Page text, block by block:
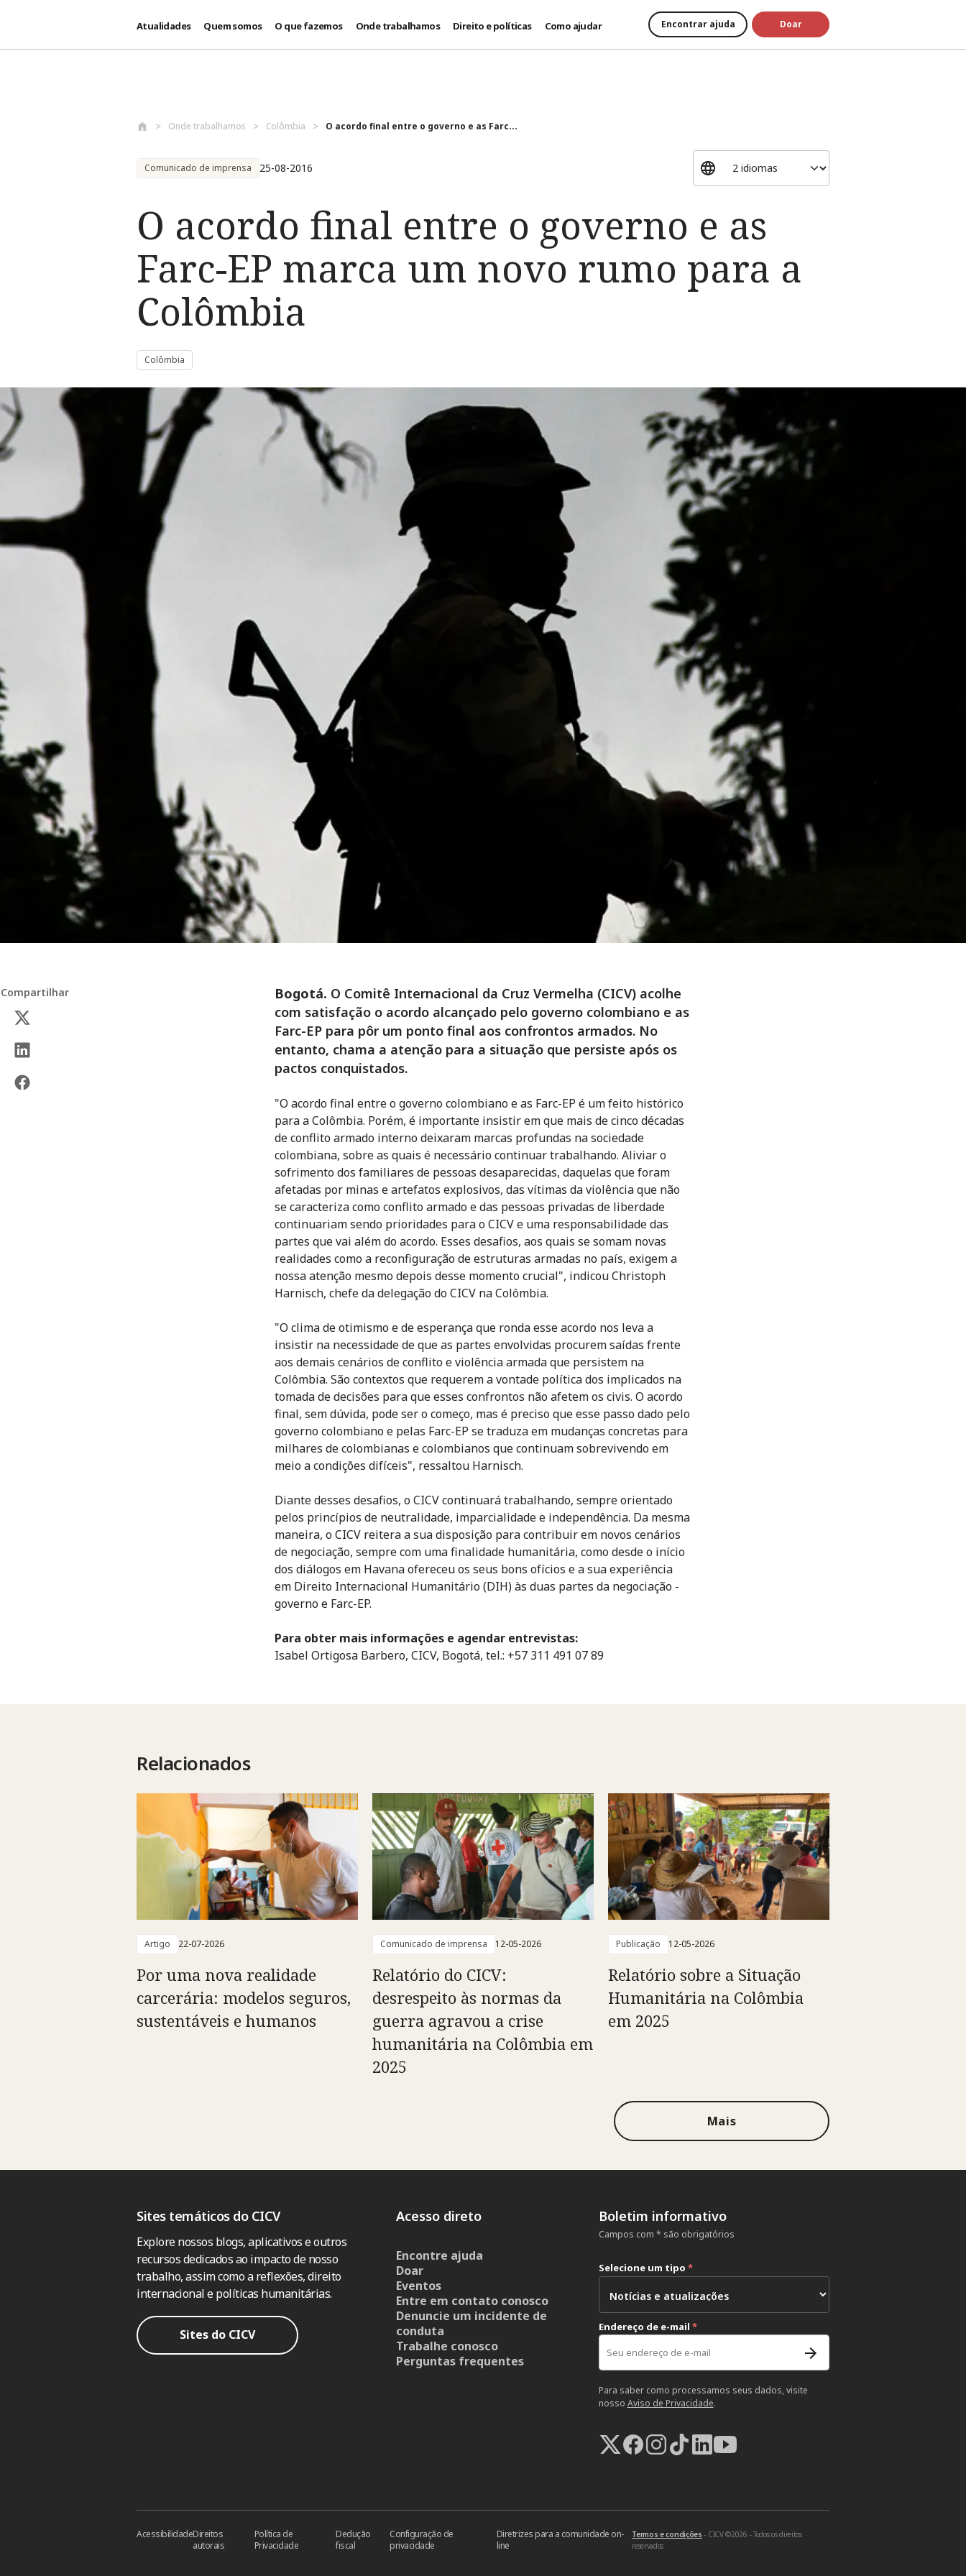
Atualidades Quem somos O que fazemos Onde trabalhamos Direito e políticas Como ajudar Encontrar ajuda Doar
Onde trabalhamos Colômbia O acordo final entre o governo e as Farc...
Comunicado de imprensa 25-08-2016
O acordo final entre o governo e as
Farc-EP marca um novo rumo para a
Colômbia
Colômbia
Compartilhar Bogotá. O Comitê Internacional da Cruz Vermelha (CICV) acolhe
com satisfação o acordo alcançado pelo governo colombiano e as
Farc-EP para pôr um ponto final aos confrontos armados. No
entanto, chama a atenção para a situação que persiste após os
pactos conquistados.
"O acordo final entre o governo colombiano e as Farc-EP é um feito histórico
para a Colômbia. Porém, é importante insistir em que mais de cinco décadas
de conflito armado interno deixaram marcas profundas na sociedade
colombiana, sobre as quais é necessário continuar trabalhando. Aliviar o
sofrimento dos familiares de pessoas desaparecidas, daquelas que foram
afetadas por minas e artefatos explosivos, das vítimas da violência que não
se caracteriza como conflito armado e das pessoas privadas de liberdade
continuariam sendo prioridades para o CICV e uma responsabilidade das
partes que vai além do acordo. Esses desafios, aos quais se somam novas
realidades como a reconfiguração de estruturas armadas no país, exigem a
nossa atenção mesmo depois desse momento crucial", indicou Christoph
Harnisch, chefe da delegação do CICV na Colômbia.
"O clima de otimismo e de esperança que ronda esse acordo nos leva a
insistir na necessidade de que as partes envolvidas procurem saídas frente
aos demais cenários de conflito e violência armada que persistem na
Colômbia. São contextos que requerem a vontade política dos implicados na
tomada de decisões para que esses confrontos não afetem os civis. O acordo
final, sem dúvida, pode ser o começo, mas é preciso que esse passo dado pelo
governo colombiano e pelas Farc-EP se traduza em mudanças concretas para
milhares de colombianas e colombianos que continuam sobrevivendo em
meio a condições difíceis", ressaltou Harnisch.
Diante desses desafios, o CICV continuará trabalhando, sempre orientado
pelos princípios de neutralidade, imparcialidade e independência. Da mesma
maneira, o CICV reitera a sua disposição para contribuir em novos cenários
de negociação, sempre com uma finalidade humanitária, como desde o início
dos diálogos em Havana ofereceu os seus bons ofícios e a sua experiência
em Direito Internacional Humanitário (DIH) às duas partes da negociação -
governo e Farc-EP.
Para obter mais informações e agendar entrevistas:
Isabel Ortigosa Barbero, CICV, Bogotá, tel.: +57 311 491 07 89
Relacionados
Artigo 22-07-2026
Por uma nova realidade
carcerária: modelos seguros,
sustentáveis e humanos
Comunicado de imprensa 12-05-2026
Relatório do CICV:
desrespeito às normas da
guerra agravou a crise
humanitária na Colômbia em
2025
Publicação 12-05-2026
Relatório sobre a Situação
Humanitária na Colômbia
em 2025
Mais
Sites temáticos do CICV
Explore nossos blogs, aplicativos e outros
recursos dedicados ao impacto de nosso
trabalho, assim como a reflexões, direito
internacional e políticas humanitárias.
Sites do CICV
Acesso direto
Encontre ajuda
Doar
Eventos
Entre em contato conosco
Denuncie um incidente de
conduta
Trabalhe conosco
Perguntas frequentes
Boletim informativo
Campos com * são obrigatórios
Selecione um tipo *
Endereço de e-mail *
Para saber como processamos seus dados, visite
nosso Aviso de Privacidade.
AcessibilidadeDireitos
autorais
Política de
Privacidade
Dedução
fiscal
Configuração de
privacidade
Diretrizes para a comunidade on-
line
Termos e condições - CICV ©2026 - Todos os direitos
reservados